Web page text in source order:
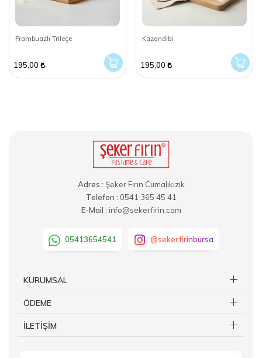
Frambuazlı Trileçe
195,00
Kazandibi
195,00
Adres : Şeker Fırın Cumalıkızık
Telefon : 0541 365 45 41
E-Mail : info@sekerfirin.com
05413654541 @sekerfirinbursa
KURUMSAL
ÖDEME
İLETİŞİM